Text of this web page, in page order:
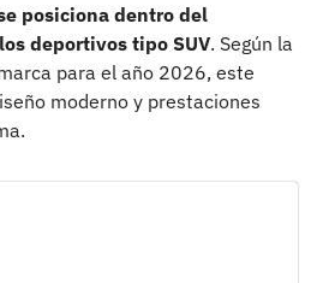
posiciona dentro del
deportivos tipo SUV. Según la
para el año 2026, este
moderno y prestaciones